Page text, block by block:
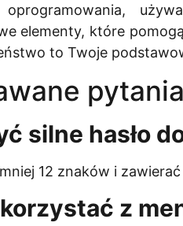
elementy, które
to Twoje
silne hasło
12 znaków i
z